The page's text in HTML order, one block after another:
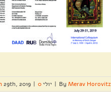
By Merav Horovitz
| יולי 29th, 2019 | 0 תגובות